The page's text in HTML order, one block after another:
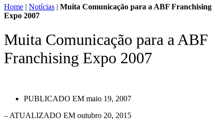
Home | Notícias | Muita Comunicação para a ABF Franchising
Expo 2007
Muita Comunicação para a ABF
Franchising Expo 2007
PUBLICADO EM maio 19, 2007
– ATUALIZADO EM outubro 20, 2015